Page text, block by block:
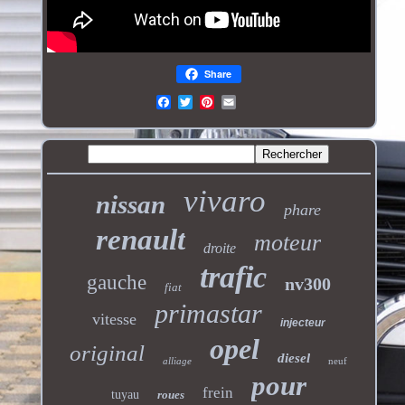
Share
nissan vivaro phare
renault droite moteur
gauche fiat trafic nv300
vitesse primastar injecteur
original alliage opel diesel neuf
tuyau roues frein pour